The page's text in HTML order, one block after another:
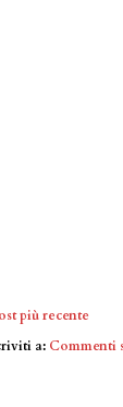
più recente
a: Commenti